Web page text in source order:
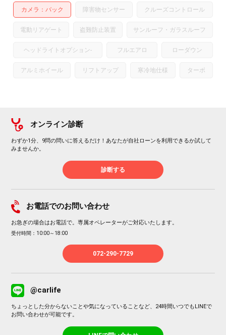
カメラ バック 障害物センサー クルーズコントロール
電動リアゲート 盗難防止装置 サンルーフ・ガラスルーフ
ヘッドライトオプション- フルエアロ ローダウン
アルミホイール リフトアップ 寒冷地仕様 ターボ
オンライン診断
わずか1分、9問の問いに答えるだけ！あなたが自社ローンを利用できるか試して
みませんか。
診断する
お電話でのお問い合わせ
お急ぎの場合はお電話で。専属オペレーターがご対応いたします。
受付時間：10:00～18:00
072-290-7729
@carlife
ちょっとした分からないことや気になっていることなど、24時間いつでもLINEで
お問い合わせが可能です。